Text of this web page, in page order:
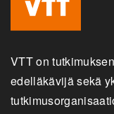
VTT on
edelläkävijä sekä